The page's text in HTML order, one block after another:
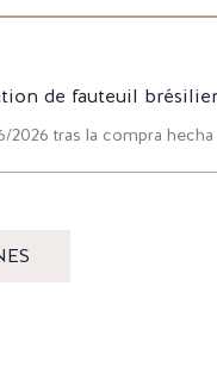
de fauteuil
2026 tras la compra